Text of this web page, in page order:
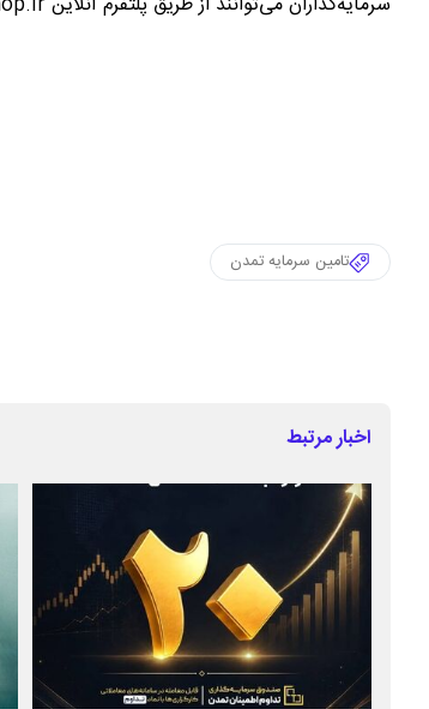
تامین سرمایه تمدن
اخبار مرتبط